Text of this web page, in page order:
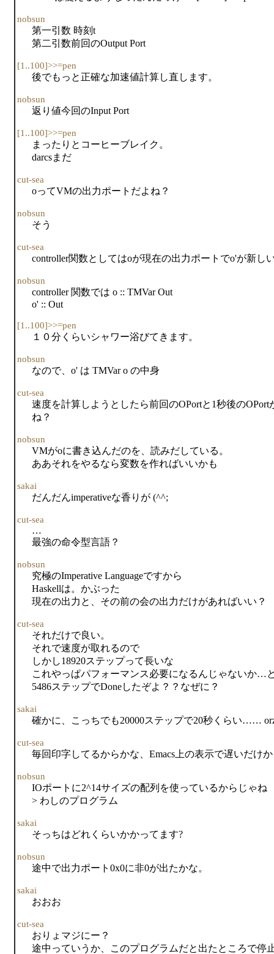
nobsun
第一引数 時刻t
第二引数前回のOutput Port
[1..100]>>=pen
後でもっと正確な加速値計算し直します。
nobsun
返り値今回のInput Port
[1..100]>>=pen
まったりとコーヒーブレイク。
darcsまだ
cut-sea
oってVMの出力ポートだよね？
nobsun
そう
cut-sea
controller関数としてはoが現在の出力ポートでo'が新し
nobsun
controller 関数では o :: TMVar Out
o' :: Out
[1..100]>>=pen
１０分くらいシャワー浴びてきます。
nobsun
なので、o' は TMVar o の中身
cut-sea
速度を計算しようとしたら前回のOPortと1秒後の
ね？
nobsun
VMがoに書き込んだのを、読みだしている。
ああそれをやるなら変数を作ればいいかも
sakai
だんだんimperativeな香りが (^^;
cut-sea
…
最強の命令型言語？
nobsun
究極のImperative Languageですから
Haskellは。かぶった
現在の出力と、その前の会の出力だけがあればいい？
cut-sea
それだけで良い。
それで速度が取れるので
しかし18920ステップって長いな
これやっぱパフォーマンス必要になるんじゃないか…
5486ステップでDoneしたぞよ？？なぜに？
sakai
確かに、こっちでも20000ステップで20秒くらい……
cut-sea
毎回印字してるからかな、Emacs上の表示で遅いだけ
nobsun
IOポートに2^14サイズの配列を使っているからじゃね
> わしのプログラム
sakai
そっちはどれくらいかかってます?
nobsun
途中で出力ポート0x0に非0が出たかな。
sakai
おおお
cut-sea
おりょマジにー？
途中っていうか、このプログラムだと出たところで停